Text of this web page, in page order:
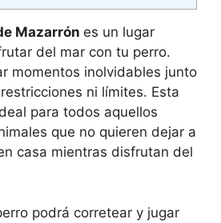
Mazarrón es un lugar
del mar con tu perro.
momentos inolvidables junto
ni límites. Esta
para todos aquellos
que no quieren dejar a
casa mientras disfrutan del
podrá corretear y jugar